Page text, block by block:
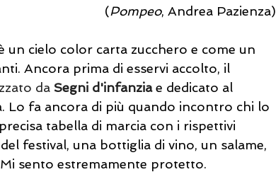
(Pompeo, Andrea Pazienza)
un cielo color carta zucchero e come un
Ancora prima di esservi accolto, il
da Segni d'infanzia e dedicato al
Lo fa ancora di più quando incontro chi lo
tabella di marcia con i rispettivi
festival, una bottiglia di vino, un salame,
sento estremamente protetto.